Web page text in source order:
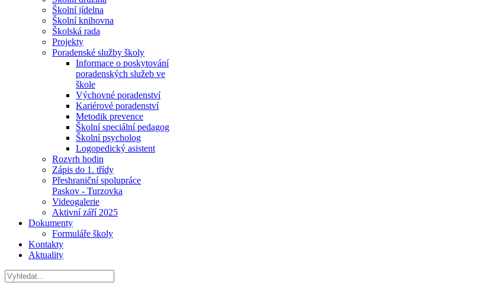
Školní jídelna
Školní knihovna
Školská rada
Projekty
Poradenské služby školy
Informace o poskytování
poradenských služeb ve
škole
Výchovné poradenství
Kariérové poradenství
Metodik prevence
Školní speciální pedagog
Školní psycholog
Logopedický asistent
Rozvrh hodin
Zápis do 1. třídy
Přeshraniční spolupráce
Paskov - Turzovka
Videogalerie
Aktivní září 2025
Dokumenty
Formuláře školy
Kontakty
Aktuality